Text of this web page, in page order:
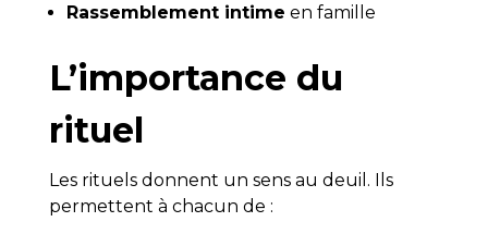
Rassemblement intime en famille
L’importance du
rituel
Les rituels donnent un sens au deuil. Ils
permettent à chacun de :